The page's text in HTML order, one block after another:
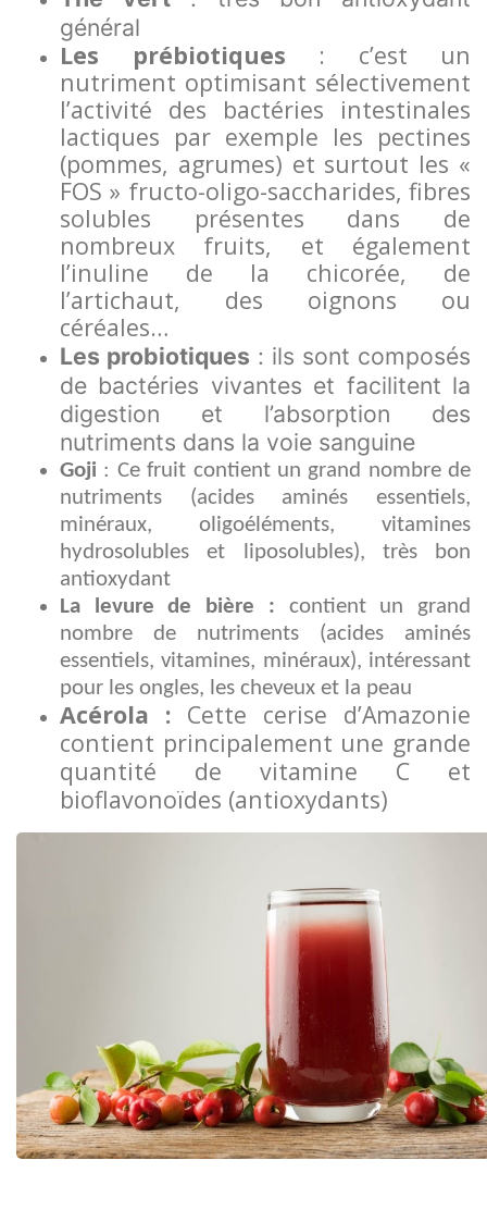
général
Les prébiotiques : c’est un
nutriment optimisant sélectivement
l’activité des bactéries intestinales
lactiques par exemple les pectines
(pommes, agrumes) et surtout les «
FOS » fructo-oligo-saccharides, fibres
solubles présentes dans de
nombreux fruits, et également
l’inuline de la chicorée, de
l’artichaut, des oignons ou
céréales…
Les probiotiques : ils sont composés
de bactéries vivantes et facilitent la
digestion et l’absorption des
nutriments dans la voie sanguine
Goji : Ce fruit contient un grand nombre de
nutriments (acides aminés essentiels,
minéraux, oligoéléments, vitamines
hydrosolubles et liposolubles), très bon
antioxydant
La levure de bière : contient un grand
nombre de nutriments (acides aminés
essentiels, vitamines, minéraux), intéressant
pour les ongles, les cheveux et la peau
Acérola : Cette cerise d’Amazonie
contient principalement une grande
quantité de vitamine C et
bioflavonoïdes (antioxydants)